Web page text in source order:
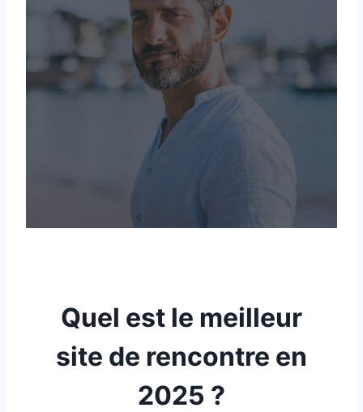
Quel est le meilleur
site de rencontre en
2025 ?